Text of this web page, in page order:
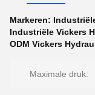
Markeren:
Industriële Vickers
ODM Vickers
Maximale druk: